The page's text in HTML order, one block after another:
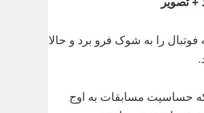
مهرداد اولادی در ۳۰ سالگی جامعه فوتبال را به شوک فرو برد و حالا
که حساسیت مسابقات به اوج